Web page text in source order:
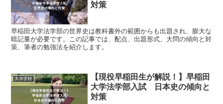
対策
早稲田大学法学部の世界史は教科書外の範囲からも出題され、膨大な
暗記量が必要です。この記事では、配点、出題形式、大問の傾向と対
策、筆者の勉強法を紹介します。
大学受験
【現役早稲田生が解説！】早稲田
大学法学部入試 日本史の傾向と
対策